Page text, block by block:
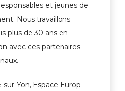
et jeunes de
Nous travaillons
plus de 30 ans en
avec des partenaires
sur-Yon, Espace Europ